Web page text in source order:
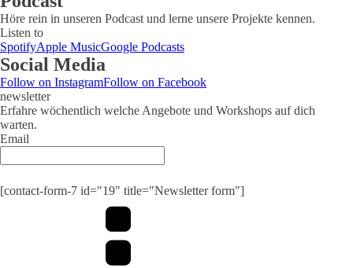
Höre rein in unseren Podcast und lerne unsere Projekte kennen.
Listen to
SpotifyApple MusicGoogle Podcasts
Social Media
Follow on InstagramFollow on Facebook
newsletter
Erfahre wöchentlich welche Angebote und Workshops auf dich
warten.
Email
[contact-form-7 id="19" title="Newsletter form"]